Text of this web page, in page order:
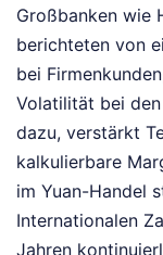
Großbanken wie
berichteten von
bei
Volatilität bei
dazu, verstärkt
kalkulierbare
im Yuan-Handel
Internationalen
Jahren